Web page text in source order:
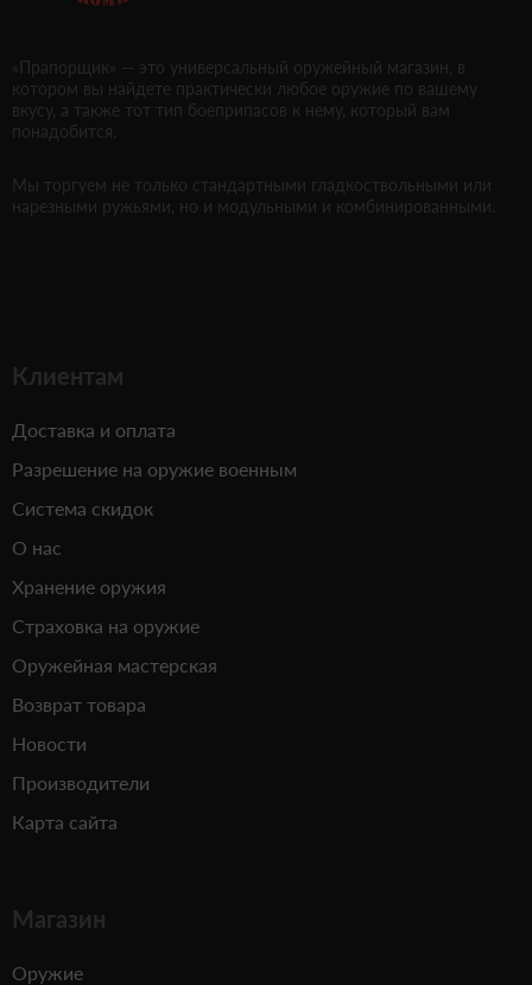
«Прапорщик» — это универсальный оружейный магазин, в
котором вы найдете практически любое оружие по вашему
вкусу, а также тот тип боеприпасов к нему, который вам
понадобится.
Мы торгуем не только стандартными гладкоствольными или
нарезными ружьями, но и модульными и комбинированными.
Клиентам
Доставка и оплата
Разрешение на оружие военным
Система скидок
О нас
Хранение оружия
Страховка на оружие
Оружейная мастерская
Возврат товара
Новости
Производители
Карта сайта
Магазин
Оружие